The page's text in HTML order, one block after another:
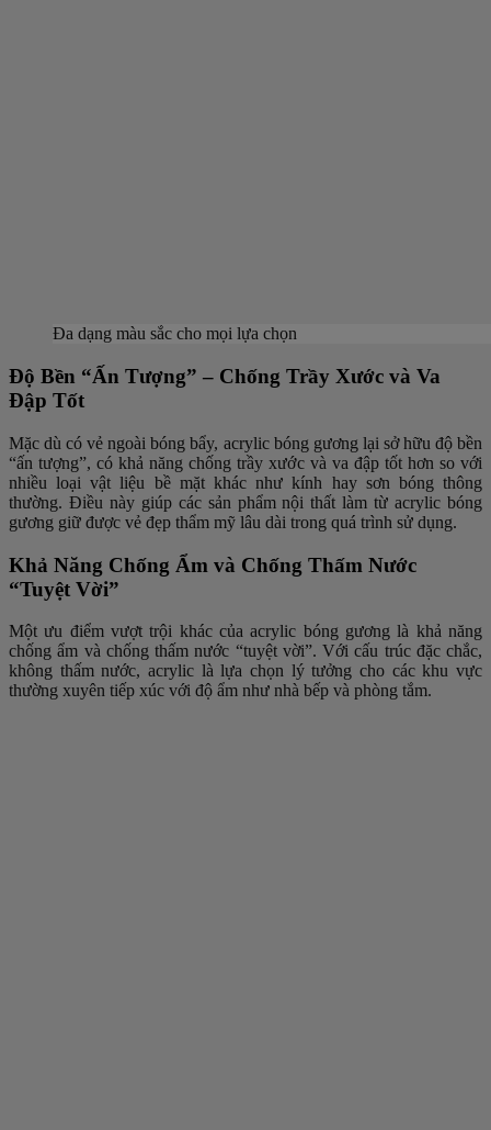
Đa dạng màu sắc cho mọi lựa chọn
Độ Bền “Ấn Tượng” – Chống Trầy Xước và Va
Đập Tốt
Mặc dù có vẻ ngoài bóng bẩy, acrylic bóng gương lại sở hữu độ bền
“ấn tượng”, có khả năng chống trầy xước và va đập tốt hơn so với
nhiều loại vật liệu bề mặt khác như kính hay sơn bóng thông
thường. Điều này giúp các sản phẩm nội thất làm từ acrylic bóng
gương giữ được vẻ đẹp thẩm mỹ lâu dài trong quá trình sử dụng.
Khả Năng Chống Ẩm và Chống Thấm Nước
“Tuyệt Vời”
Một ưu điểm vượt trội khác của acrylic bóng gương là khả năng
chống ẩm và chống thấm nước “tuyệt vời”. Với cấu trúc đặc chắc,
không thấm nước, acrylic là lựa chọn lý tưởng cho các khu vực
thường xuyên tiếp xúc với độ ẩm như nhà bếp và phòng tắm.